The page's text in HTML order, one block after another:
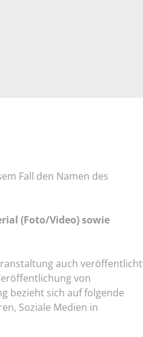
Fall den Namen des
(Foto/Video) sowie
auch veröffentlicht
von
bezieht sich auf folgende
Soziale Medien in